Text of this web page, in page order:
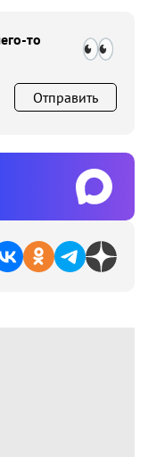
то
Отправить